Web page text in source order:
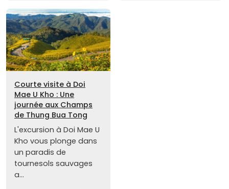
Courte visite à Doi
Mae U Kho : Une
journée aux Champs
de Thung Bua Tong
L'excursion à Doi Mae U
Kho vous plonge dans
un paradis de
tournesols sauvages
a...